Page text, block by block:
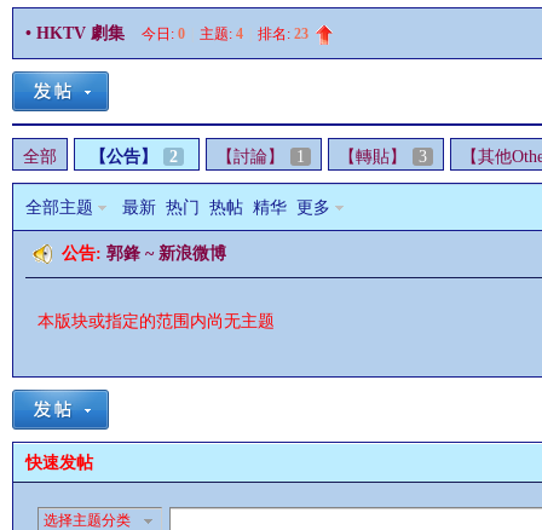
» ›
• HKTV 劇集 今日: 0 主题: 4 排名: 23
全部 【公告】 2 【討論】 1 【轉貼】 3 【其他
全部主题 最新 热门 热帖 精华 更多
公告: 郭鋒 ~ 新浪微博
本版块或指定的范围内尚无主题
快速发帖
选择主题分类